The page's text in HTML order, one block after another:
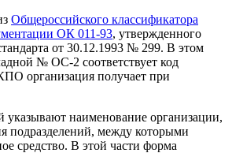
Общероссийского классификатора
ОК 011-93, утвержденного
от 30.12.1993 № 299. В этом
№ ОС-2 соответствует код
организация получает при
указывают наименование организации,
подразделений, между которыми
средство. В этой части форма